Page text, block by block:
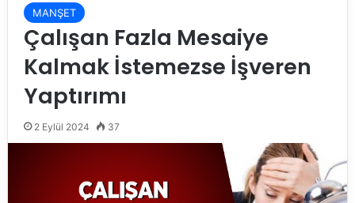
MANŞET
Çalışan Fazla Mesaiye
Kalmak İstemezse İşveren
Yaptırımı
2 Eylül 2024 37